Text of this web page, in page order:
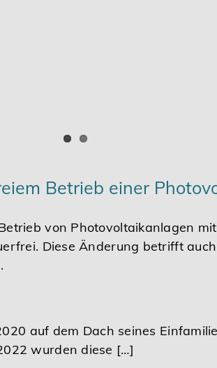
Betrieb einer
von Photovoltaikanlagen
Diese Änderung betrifft
auf dem Dach seines
wurden diese […]